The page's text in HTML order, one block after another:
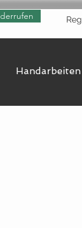
Handarbeiten